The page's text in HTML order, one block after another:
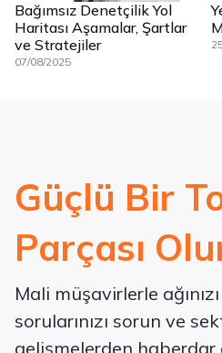
Bağımsız Denetçilik Yol
Haritası Aşamalar, Şartlar
ve Stratejiler
07/08/2025
Güçlü Bir
Parçası
Mali müşavirlerle
sorularınızı sorun ve
gelişmelerden haberdar